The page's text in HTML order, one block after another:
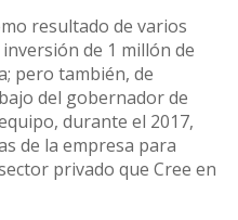
resultado de varios
de 1 millón de
pero también, de
del gobernador de
durante el 2017,
de la empresa para
privado que Cree en